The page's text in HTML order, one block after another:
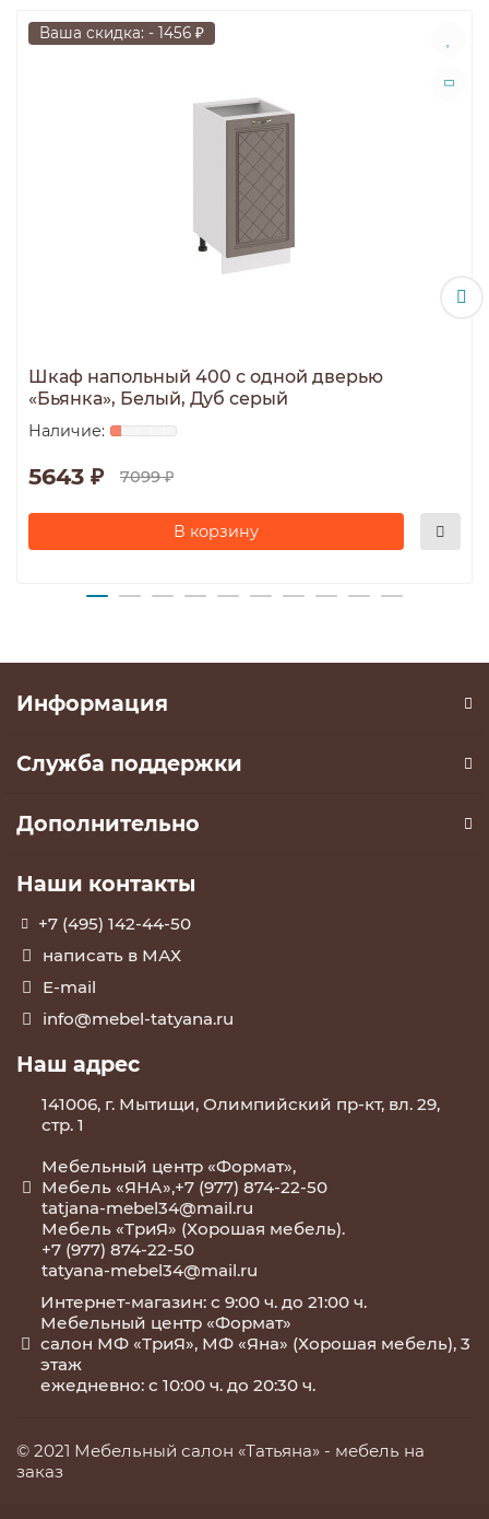
Ваша скидка: - 1456 ₽
Шкаф напольный 400 с одной дверью
«Бьянка», Белый, Дуб серый
5643 ₽ 7099 ₽
В корзину
Информация
Служба поддержки
Дополнительно
Наши контакты
+7 (495) 142-44-50
написать в МАХ
E-mail
info@mebel-tatyana.ru
Наш адрес
141006, г. Мытищи, Олимпийский пр-кт, вл. 29,
стр. 1
Мебельный центр «Формат»,
Мебель «ЯНА»,+7 (977) 874-22-50
tatjana-mebel34@mail.ru
Мебель «ТриЯ» (Хорошая мебель).
+7 (977) 874-22-50
tatyana-mebel34@mail.ru
Интернет-магазин: с 9:00 ч. до 21:00 ч.
Мебельный центр «Формат»
салон МФ «ТриЯ», МФ «Яна» (Хорошая мебель), 3
этаж
ежедневно: с 10:00 ч. до 20:30 ч.
© 2021 Мебельный салон «Татьяна» - мебель на
заказ